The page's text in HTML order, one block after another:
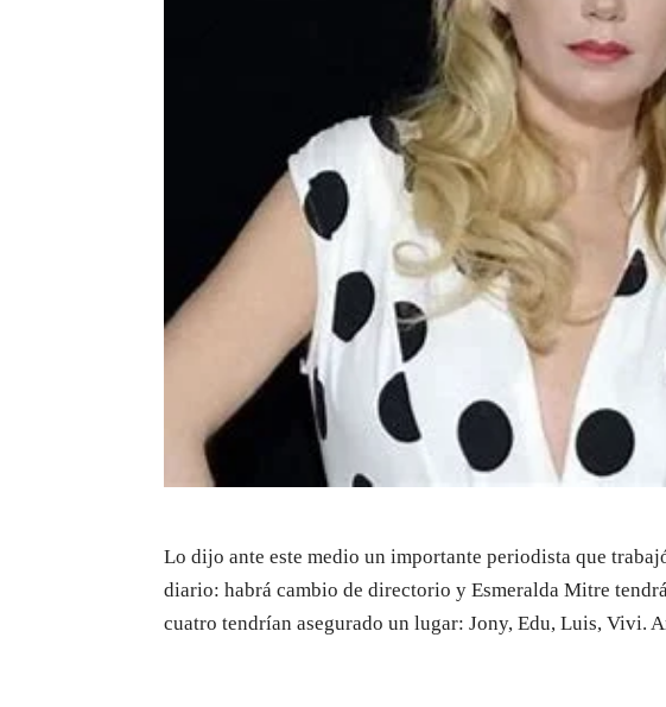
Lo dijo ante este medio un importante periodista que
diario: habrá cambio de directorio y Esmeralda Mitre
cuatro tendrían asegurado un lugar: Jony, Edu, Luis, Vivi.